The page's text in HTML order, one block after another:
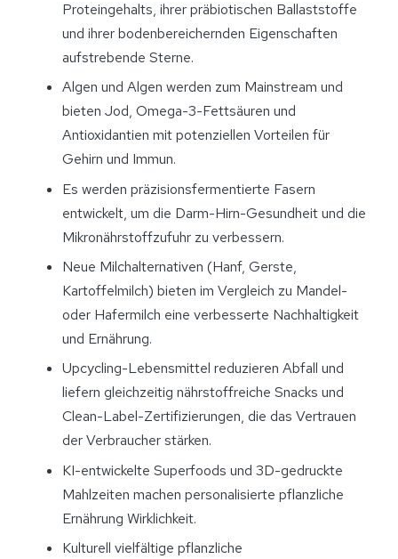
Proteingehalts, ihrer präbiotischen Ballaststoffe
und ihrer bodenbereichernden Eigenschaften
aufstrebende Sterne.
Algen und Algen werden zum Mainstream und
bieten Jod, Omega-3-Fettsäuren und
Antioxidantien mit potenziellen Vorteilen für
Gehirn und Immun.
Es werden präzisionsfermentierte Fasern
entwickelt, um die Darm-Hirn-Gesundheit und die
Mikronährstoffzufuhr zu verbessern.
Neue Milchalternativen (Hanf, Gerste,
Kartoffelmilch) bieten im Vergleich zu Mandel-
oder Hafermilch eine verbesserte Nachhaltigkeit
und Ernährung.
Upcycling-Lebensmittel reduzieren Abfall und
liefern gleichzeitig nährstoffreiche Snacks und
Clean-Label-Zertifizierungen, die das Vertrauen
der Verbraucher stärken.
KI-entwickelte Superfoods und 3D-gedruckte
Mahlzeiten machen personalisierte pflanzliche
Ernährung Wirklichkeit.
Kulturell vielfältige pflanzliche